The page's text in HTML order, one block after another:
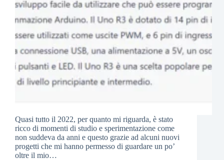
Quasi tutto il 2022, per quanto mi riguarda, è stato
ricco di momenti di studio e sperimentazione come
non suddeva da anni e questo grazie ad alcuni nuovi
progetti che mi hanno permesso di guardare un po’
oltre il mio…